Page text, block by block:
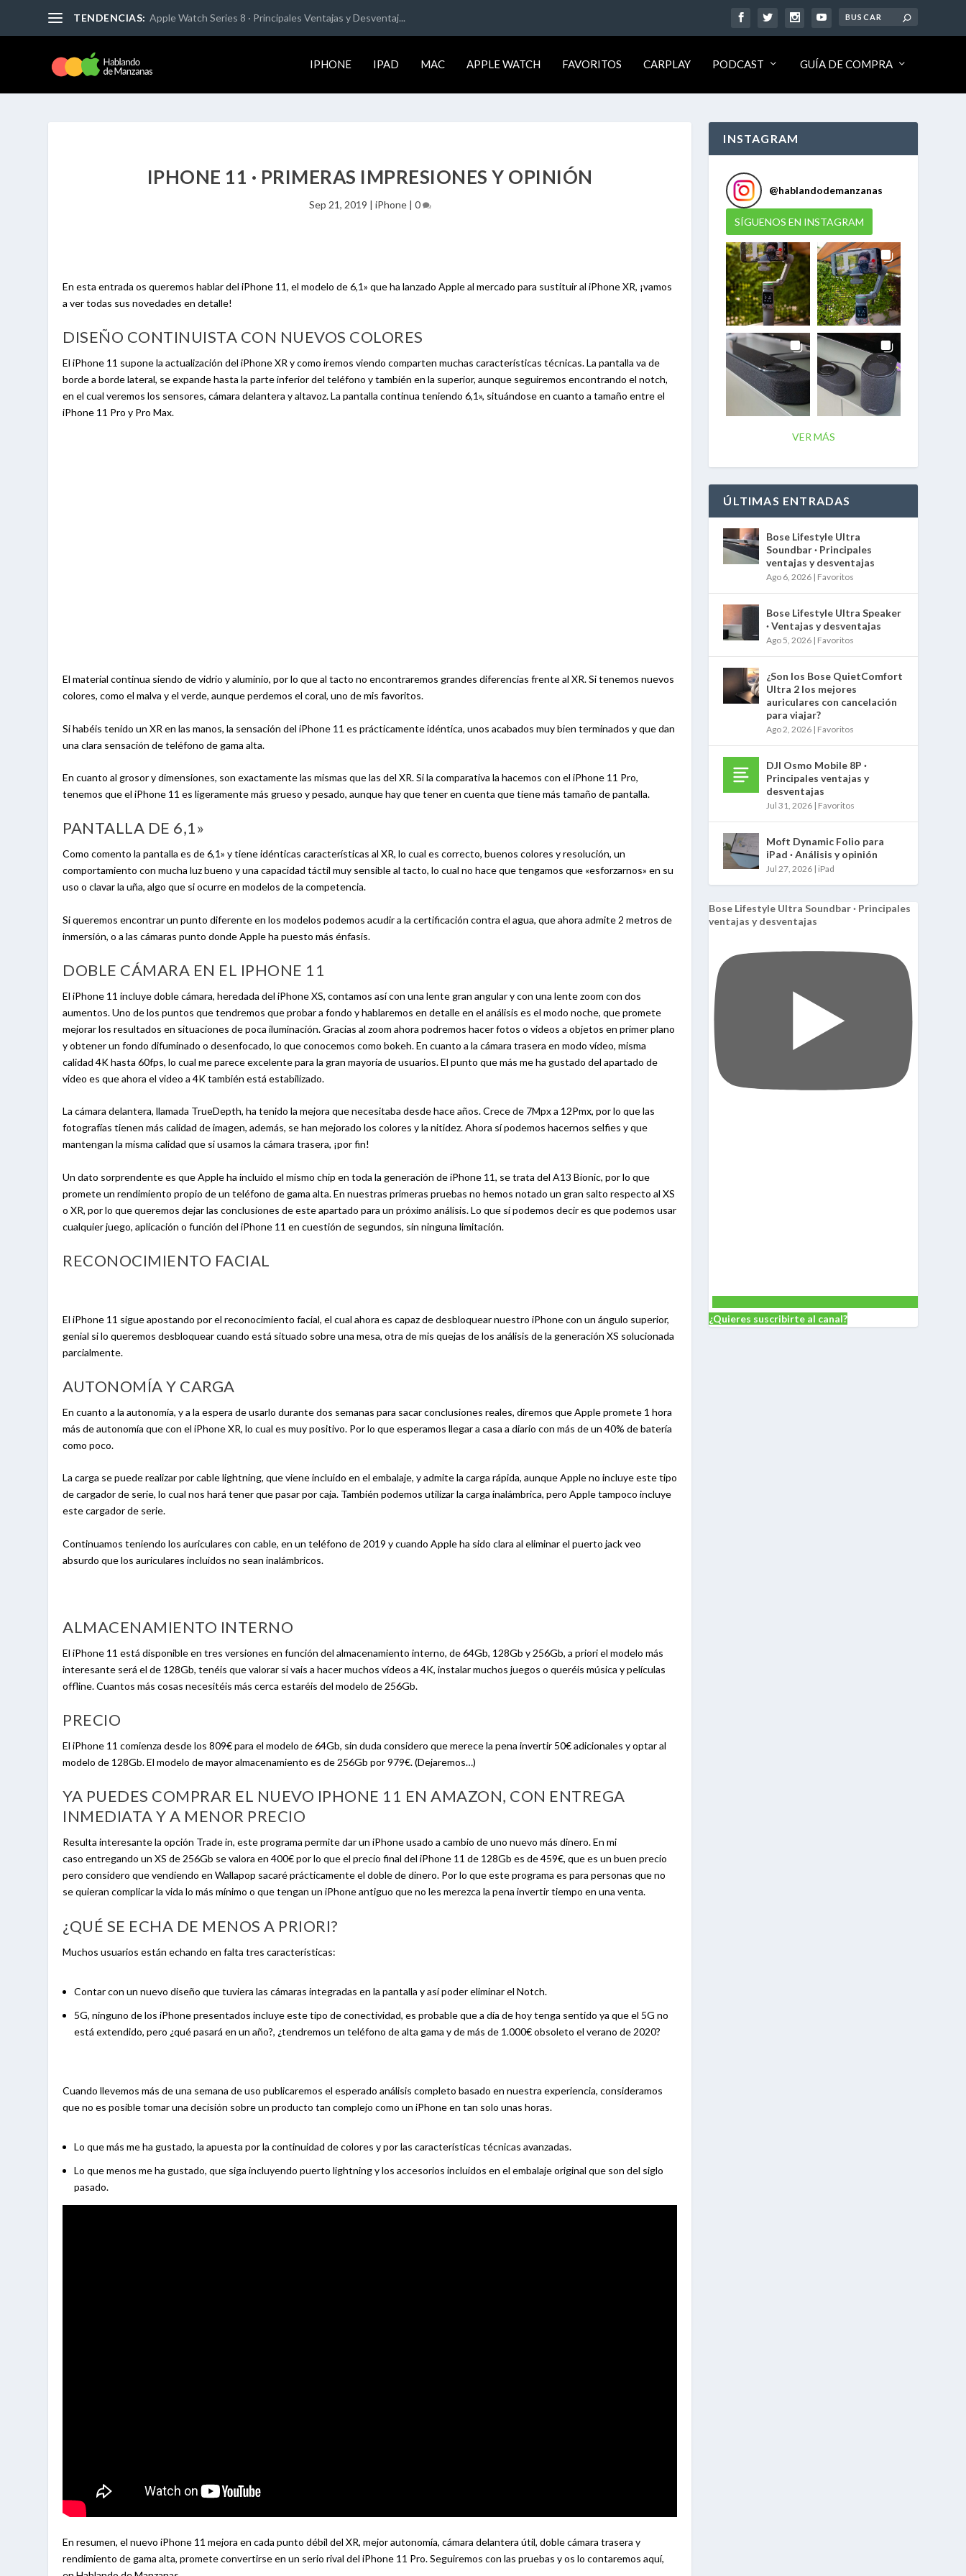
TENDENCIAS: Apple Watch Series 8 · Principales Ventajas y Desventaj...
IPHONE IPAD MAC APPLE WATCH FAVORITOS CARPLAY PODCAST GUÍA DE COMPRA
IPHONE 11 · PRIMERAS IMPRESIONES Y OPINIÓN
Sep 21, 2019 | iPhone| 0
En esta entrada os queremos hablar del iPhone 11, el modelo de 6,1» que ha lanzado Apple al mercado para sustituir al iPhone XR, ¡vamos
a ver todas sus novedades en detalle!
DISEÑO CONTINUISTA CON NUEVOS COLORES
El iPhone 11 supone la actualización del iPhone XR y como iremos viendo comparten muchas características técnicas. La pantalla va de
borde a borde lateral, se expande hasta la parte inferior del teléfono y también en la superior, aunque seguiremos encontrando el notch,
en el cual veremos los sensores, cámara delantera y altavoz. La pantalla continua teniendo 6,1», situándose en cuanto a tamaño entre el
iPhone 11 Pro y Pro Max.
El material continua siendo de vidrio y aluminio, por lo que al tacto no encontraremos grandes diferencias frente al XR. Si tenemos nuevos
colores, como el malva y el verde, aunque perdemos el coral, uno de mis favoritos.
Si habéis tenido un XR en las manos, la sensación del iPhone 11 es prácticamente idéntica, unos acabados muy bien terminados y que dan
una clara sensación de teléfono de gama alta.
En cuanto al grosor y dimensiones, son exactamente las mismas que las del XR. Si la comparativa la hacemos con el iPhone 11 Pro,
tenemos que el iPhone 11 es ligeramente más grueso y pesado, aunque hay que tener en cuenta que tiene más tamaño de pantalla.
PANTALLA DE 6,1»
Como comento la pantalla es de 6,1» y tiene idénticas características al XR, lo cual es correcto, buenos colores y resolución, un
comportamiento con mucha luz bueno y una capacidad táctil muy sensible al tacto, lo cual no hace que tengamos que «esforzarnos» en su
uso o clavar la uña, algo que si ocurre en modelos de la competencia.
Si queremos encontrar un punto diferente en los modelos podemos acudir a la certificación contra el agua, que ahora admite 2 metros de
inmersión, o a las cámaras punto donde Apple ha puesto más énfasis.
DOBLE CÁMARA EN EL IPHONE 11
El iPhone 11 incluye doble cámara, heredada del iPhone XS, contamos así con una lente gran angular y con una lente zoom con dos
aumentos. Uno de los puntos que tendremos que probar a fondo y hablaremos en detalle en el análisis es el modo noche, que promete
mejorar los resultados en situaciones de poca iluminación. Gracias al zoom ahora podremos hacer fotos o videos a objetos en primer plano
y obtener un fondo difuminado o desenfocado, lo que conocemos como bokeh. En cuanto a la cámara trasera en modo vídeo, misma
calidad 4K hasta 60fps, lo cual me parece excelente para la gran mayoría de usuarios. El punto que más me ha gustado del apartado de
video es que ahora el video a 4K también está estabilizado.
La cámara delantera, llamada TrueDepth, ha tenido la mejora que necesitaba desde hace años. Crece de 7Mpx a 12Pmx, por lo que las
fotografías tienen más calidad de imagen, además, se han mejorado los colores y la nitidez. Ahora sí podemos hacernos selfies y que
mantengan la misma calidad que si usamos la cámara trasera, ¡por fin!
Un dato sorprendente es que Apple ha incluido el mismo chip en toda la generación de iPhone 11, se trata del A13 Bionic, por lo que
promete un rendimiento propio de un teléfono de gama alta. En nuestras primeras pruebas no hemos notado un gran salto respecto al XS
o XR, por lo que queremos dejar las conclusiones de este apartado para un próximo análisis. Lo que sí podemos decir es que podemos usar
cualquier juego, aplicación o función del iPhone 11 en cuestión de segundos, sin ninguna limitación.
RECONOCIMIENTO FACIAL
El iPhone 11 sigue apostando por el reconocimiento facial, el cual ahora es capaz de desbloquear nuestro iPhone con un ángulo superior,
genial si lo queremos desbloquear cuando está situado sobre una mesa, otra de mis quejas de los análisis de la generación XS solucionada
parcialmente.
AUTONOMÍA Y CARGA
En cuanto a la autonomía, y a la espera de usarlo durante dos semanas para sacar conclusiones reales, diremos que Apple promete 1 hora
más de autonomía que con el iPhone XR, lo cual es muy positivo. Por lo que esperamos llegar a casa a diario con más de un 40% de batería
como poco.
La carga se puede realizar por cable lightning, que viene incluido en el embalaje, y admite la carga rápida, aunque Apple no incluye este tipo
de cargador de serie, lo cual nos hará tener que pasar por caja. También podemos utilizar la carga inalámbrica, pero Apple tampoco incluye
este cargador de serie.
Continuamos teniendo los auriculares con cable, en un teléfono de 2019 y cuando Apple ha sido clara al eliminar el puerto jack veo
absurdo que los auriculares incluidos no sean inalámbricos.
ALMACENAMIENTO INTERNO
El iPhone 11 está disponible en tres versiones en función del almacenamiento interno, de 64Gb, 128Gb y 256Gb, a priori el modelo más
interesante será el de 128Gb, tenéis que valorar si vais a hacer muchos vídeos a 4K, instalar muchos juegos o queréis música y películas
offline. Cuantos más cosas necesitéis más cerca estaréis del modelo de 256Gb.
PRECIO
El iPhone 11 comienza desde los 809€ para el modelo de 64Gb, sin duda considero que merece la pena invertir 50€ adicionales y optar al
modelo de 128Gb. El modelo de mayor almacenamiento es de 256Gb por 979€. (Dejaremos…)
YA PUEDES COMPRAR EL NUEVO IPHONE 11 EN AMAZON, CON ENTREGA
INMEDIATA Y A MENOR PRECIO
Resulta interesante la opción Trade in, este programa permite dar un iPhone usado a cambio de uno nuevo más dinero. En mi
caso entregando un XS de 256Gb se valora en 400€ por lo que el precio final del iPhone 11 de 128Gb es de 459€, que es un buen precio
pero considero que vendiendo en Wallapop sacaré prácticamente el doble de dinero. Por lo que este programa es para personas que no
se quieran complicar la vida lo más mínimo o que tengan un iPhone antiguo que no les merezca la pena invertir tiempo en una venta.
¿QUÉ SE ECHA DE MENOS A PRIORI?
Muchos usuarios están echando en falta tres características:
Contar con un nuevo diseño que tuviera las cámaras integradas en la pantalla y así poder eliminar el Notch.
5G, ninguno de los iPhone presentados incluye este tipo de conectividad, es probable que a día de hoy tenga sentido ya que el 5G no
está extendido, pero ¿qué pasará en un año?, ¿tendremos un teléfono de alta gama y de más de 1.000€ obsoleto el verano de 2020?
Cuando llevemos más de una semana de uso publicaremos el esperado análisis completo basado en nuestra experiencia, consideramos
que no es posible tomar una decisión sobre un producto tan complejo como un iPhone en tan solo unas horas.
Lo que más me ha gustado, la apuesta por la continuidad de colores y por las características técnicas avanzadas.
Lo que menos me ha gustado, que siga incluyendo puerto lightning y los accesorios incluidos en el embalaje original que son del siglo
pasado.
En resumen, el nuevo iPhone 11 mejora en cada punto débil del XR, mejor autonomía, cámara delantera útil, doble cámara trasera y
rendimiento de gama alta, promete convertirse en un serio rival del iPhone 11 Pro. Seguiremos con las pruebas y os lo contaremos aquí,
INSTAGRAM
@hablandodemanzanas
SÍGUENOS EN INSTAGRAM
VER MÁS
ÚLTIMAS ENTRADAS
Bose Lifestyle Ultra
Soundbar · Principales
ventajas y desventajas
Ago 6, 2026 | Favoritos
Bose Lifestyle Ultra Speaker
· Ventajas y desventajas
Ago 5, 2026 | Favoritos
¿Son los Bose QuietComfort
Ultra 2 los mejores
auriculares con cancelación
para viajar?
Ago 2, 2026 | Favoritos
DJI Osmo Mobile 8P ·
Principales ventajas y
desventajas
Jul 31, 2026 | Favoritos
Moft Dynamic Folio para
iPad · Análisis y opinión
Jul 27, 2026 | iPad
Bose Lifestyle Ultra Soundbar · Principales
ventajas y desventajas
¿Quieres suscribirte al canal?